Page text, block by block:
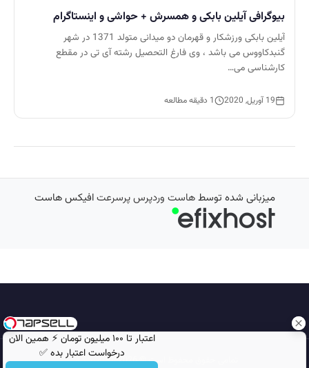
اعتبار تا ۱۰۰ میلیون تومان ⚡ همین الان
درخواست اعتبار بده ✅
بیوگرافی آیلین بابکی و همسرش + حواشی و اینستاگرام
آیلین بابکی ورزشکار و قهرمان دو میدانی متولد 1371 در شهر
گنبدکاووس می باشد ، وی فارغ التحصیل رشته آی تی در مقطع
کارشناسی می…
19 آوریل, 2020 1 دقیقه مطالعه
میزبانی شده توسطهاست وردپرس پرسرعتافیکس هاست
تمامی حقوق محفوظ است © 2026 مجله نورگرام